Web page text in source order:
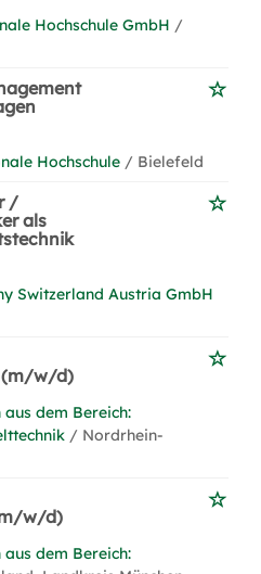
Hochschule GmbH /
Hochschule / Bielefeld
/
als
Switzerland Austria GmbH
(m/w/d)
aus dem Bereich:
/ Nordrhein-
w/d)
aus dem Bereich: